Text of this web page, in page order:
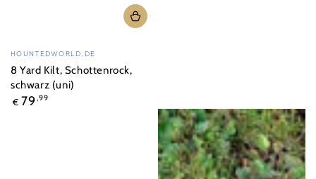
Verkäufer/in:
HOUNTEDWORLD.DE
8 Yard Kilt, Schottenrock,
schwarz (uni)
Regulärer
€ 79 ,99